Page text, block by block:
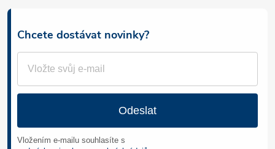
Chcete dostávat novinky?
Odeslat
Vložením e-mailu souhlasíte s